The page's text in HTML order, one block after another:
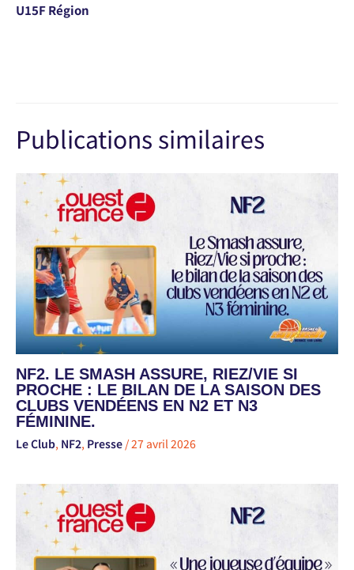
U15F Région
Publications similaires
NF2. LE SMASH ASSURE, RIEZ/VIE SI
PROCHE : LE BILAN DE LA SAISON DES
CLUBS VENDÉENS EN N2 ET N3
FÉMININE.
Le Club, NF2, Presse /27 avril 2026